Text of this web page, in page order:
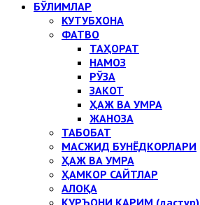
БЎЛИМЛАР
КУТУБХОНА
ФАТВО
ТАҲОРАТ
НАМОЗ
РЎЗА
ЗАКОТ
ҲАЖ ВА УМРА
ЖАНОЗА
ТАБОБАТ
МАСЖИД БУНЁДКОРЛАРИ
ҲАЖ ВА УМРА
ҲАМКОР САЙТЛАР
АЛОҚА
ҚУРЪОНИ КАРИМ (дастур)